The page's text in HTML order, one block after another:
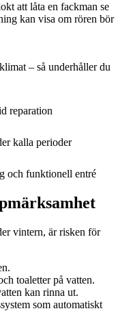
att låta en fackman se
kan visa om rören bör
– så underhåller du
reparation
kalla perioder
och funktionell entré
vintern, är risken för
toaletter på vatten.
kan rinna ut.
som automatiskt